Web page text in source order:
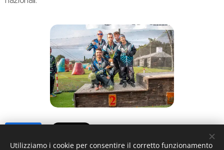
Utilizziamo i cookie per consentire il corretto funzionamento